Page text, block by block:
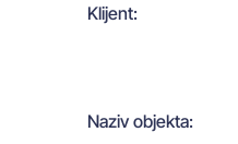
Klijent:
Naziv objekta: